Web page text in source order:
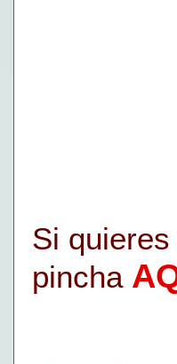
Si
pincha